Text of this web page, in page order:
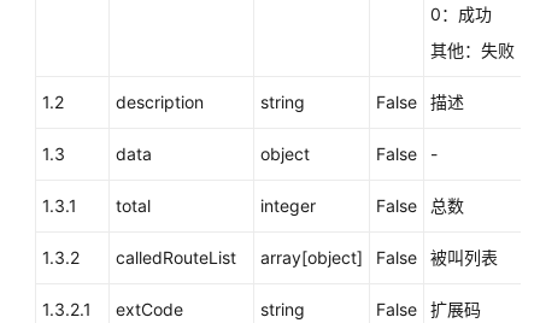
列、
绑
关
（createCalledRoute）
删
0：成功
其他：失败
1.2 description string False 描述
1.3 data object False -
1.3.1 total integer False 总数
1.3.2 calledRouteList array[object] False 被叫列表
1.3.2.1 extCode string False 扩展码